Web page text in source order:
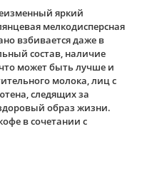
яркий
мелкодисперсная
взбивается даже в
состав, наличие
может быть лучше и
молока, лиц с
следящих за
образ жизни.
в сочетании с